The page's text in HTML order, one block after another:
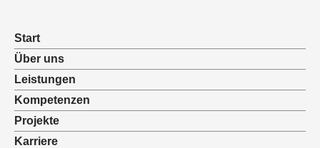
Start
Über uns
Leistungen
Kompetenzen
Projekte
Karriere